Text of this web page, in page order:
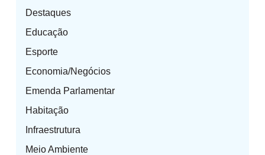
Destaques
Educação
Esporte
Economia/Negócios
Emenda Parlamentar
Habitação
Infraestrutura
Meio Ambiente